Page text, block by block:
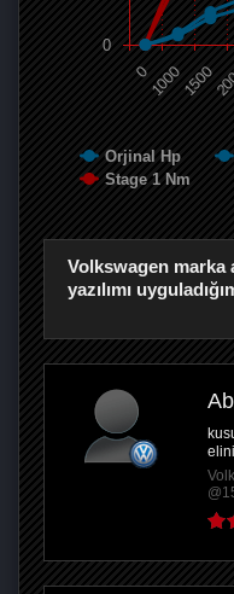
Orjinal Hp
Stage 1 Nm
0 10001500
0
Volkswagen marka
yazılımı